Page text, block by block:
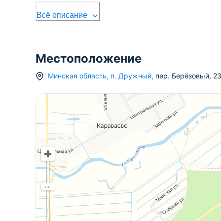
Всё описание
Местоположение
Минская область, п. Дружный, пер. Берёзовый, 23